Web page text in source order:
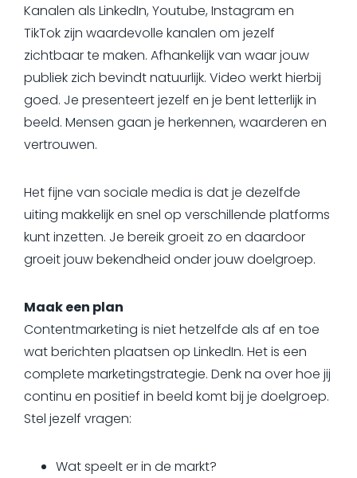
Kanalen als LinkedIn, Youtube, Instagram en
TikTok zijn waardevolle kanalen om jezelf
zichtbaar te maken. Afhankelijk van waar jouw
publiek zich bevindt natuurlijk. Video werkt hierbij
goed. Je presenteert jezelf en je bent letterlijk in
beeld. Mensen gaan je herkennen, waarderen en
vertrouwen.
Het fijne van sociale media is dat je dezelfde
uiting makkelijk en snel op verschillende platforms
kunt inzetten. Je bereik groeit zo en daardoor
groeit jouw bekendheid onder jouw doelgroep.
Maak een plan
Contentmarketing is niet hetzelfde als af en toe
wat berichten plaatsen op LinkedIn. Het is een
complete marketingstrategie. Denk na over hoe jij
continu en positief in beeld komt bij je doelgroep.
Stel jezelf vragen:
Wat speelt er in de markt?